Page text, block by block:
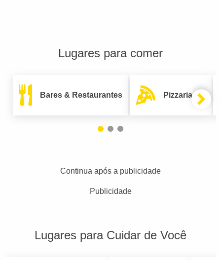
Lugares para comer
Bares & Restaurantes Pizzarias
Continua após a publicidade
Publicidade
Lugares para Cuidar de Você